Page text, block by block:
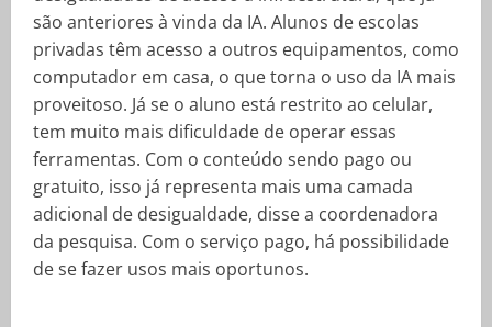
são anteriores à vinda da IA. Alunos de escolas
privadas têm acesso a outros equipamentos, como
computador em casa, o que torna o uso da IA mais
proveitoso. Já se o aluno está restrito ao celular,
tem muito mais dificuldade de operar essas
ferramentas. Com o conteúdo sendo pago ou
gratuito, isso já representa mais uma camada
adicional de desigualdade, disse a coordenadora
da pesquisa. Com o serviço pago, há possibilidade
de se fazer usos mais oportunos.